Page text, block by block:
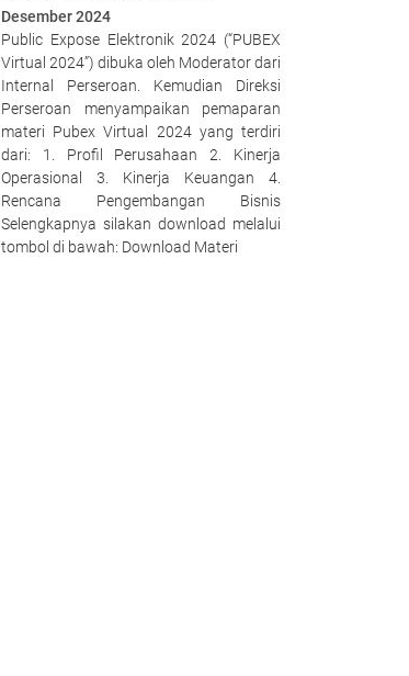
Desember 2024
Public Expose Elektronik 2024 (“PUBEX
Virtual 2024”) dibuka oleh Moderator dari
Internal Perseroan. Kemudian Direksi
Perseroan menyampaikan pemaparan
materi Pubex Virtual 2024 yang terdiri
dari: 1. Profil Perusahaan 2. Kinerja
Operasional 3. Kinerja Keuangan 4.
Rencana Pengembangan Bisnis
Selengkapnya silakan download melalui
tombol di bawah: Download Materi